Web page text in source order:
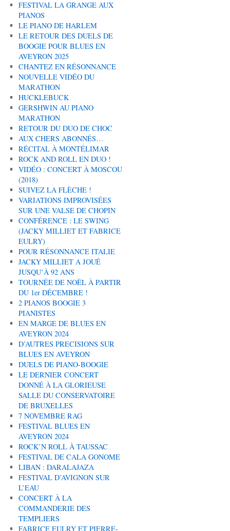
FESTIVAL LA GRANGE AUX
PIANOS
LE PIANO DE HARLEM
LE RETOUR DES DUELS DE
BOOGIE POUR BLUES EN
AVEYRON 2025
CHANTEZ EN RÉSONNANCE
NOUVELLE VIDÉO DU
MARATHON
HUCKLEBUCK
GERSHWIN AU PIANO
MARATHON
RETOUR DU DUO DE CHOC
AUX CHERS ABONNÉS…
RÉCITAL À MONTÉLIMAR
ROCK AND ROLL EN DUO !
VIDÉO : CONCERT À MOSCOU
(2018)
SUIVEZ LA FLÈCHE !
VARIATIONS IMPROVISÉES
SUR UNE VALSE DE CHOPIN
CONFÉRENCE : LE SWING
(JACKY MILLIET ET FABRICE
EULRY)
POUR RÉSONNANCE ITALIE
JACKY MILLIET A JOUÉ
JUSQU’À 92 ANS
TOURNÉE DE NOËL À PARTIR
DU 1er DÉCEMBRE !
2 PIANOS BOOGIE 3
PIANISTES
EN MARGE DE BLUES EN
AVEYRON 2024
D’AUTRES PRECISIONS SUR
BLUES EN AVEYRON
DUELS DE PIANO-BOOGIE
LE DERNIER CONCERT
DONNÉ À LA GLORIEUSE
SALLE DU CONSERVATOIRE
DE BRUXELLES
7 NOVEMBRE RAG
FESTIVAL BLUES EN
AVEYRON 2024
ROCK’N ROLL À TAUSSAC
FESTIVAL DE CALA GONOME
LIBAN : DARALAJAZA
FESTIVAL D’AVIGNON SUR
L’EAU
CONCERT À LA
COMMANDERIE DES
TEMPLIERS
FABRICE EULRY ET PIERRE-